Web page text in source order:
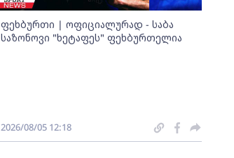
ფეხბურთი | ოფიციალურად - საბა
საზონოვი "ხეტაფეს" ფეხბურთელია
2026/08/05 12:18